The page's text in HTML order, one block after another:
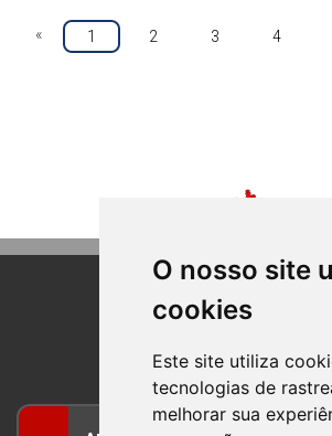
O nosso site
cookies
Este site utiliza
tecnologias de
melhorar sua
« 1 2 3 4
BOM
RIO GRANDE DO SUL